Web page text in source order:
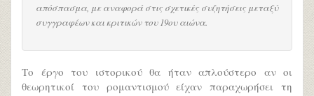
απόσπασμα, με αναφορά στις σχετικές συζητήσεις μεταξύ
συγγραφέων και κριτικών του 19ου αιώνα.
Το έργο του ιστορικού θα ήταν απλούστερο αν οι
θεωρητικοί του ρομαντισμού είχαν παραχωρήσει τη